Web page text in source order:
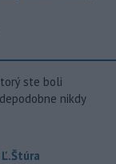
ste boli
nikdy